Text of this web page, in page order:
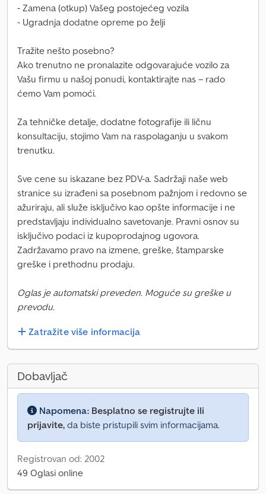
- Zamena (otkup) Vašeg postojećeg vozila
- Ugradnja dodatne opreme po želji
Tražite nešto posebno?
Ako trenutno ne pronalazite odgovarajuće vozilo za
Vašu firmu u našoj ponudi, kontaktirajte nas – rado
ćemo Vam pomoći.
Za tehničke detalje, dodatne fotografije ili ličnu
konsultaciju, stojimo Vam na raspolaganju u svakom
trenutku.
Sve cene su iskazane bez PDV-a. Sadržaji naše web
stranice su izrađeni sa posebnom pažnjom i redovno se
ažuriraju, ali služe isključivo kao opšte informacije i ne
predstavljaju individualno savetovanje. Pravni osnov su
isključivo podaci iz kupoprodajnog ugovora.
Zadržavamo pravo na izmene, greške, štamparske
greške i prethodnu prodaju.
Oglas je automatski preveden. Moguće su greške u
prevodu.
Zatražite više informacija
Dobavljač
Napomena: Besplatno se registrujte ili
prijavite, da biste pristupili svim informacijama.
Registrovan od: 2002
49 Oglasi online